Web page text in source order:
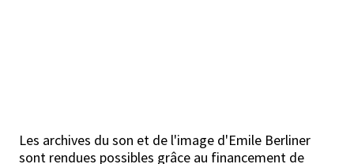
Les archives du son et de l'image d'Emile Berliner
sont rendues possibles grâce au financement de